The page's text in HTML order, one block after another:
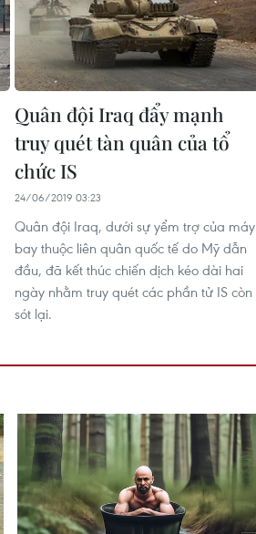
Quân đội Iraq đẩy mạnh
truy quét tàn quân của tổ
chức IS
24/06/2019 03:23
Quân đội Iraq, dưới sự yểm trợ của máy
bay thuộc liên quân quốc tế do Mỹ dẫn
đầu, đã kết thúc chiến dịch kéo dài hai
ngày nhằm truy quét các phần tử IS còn
sót lại.